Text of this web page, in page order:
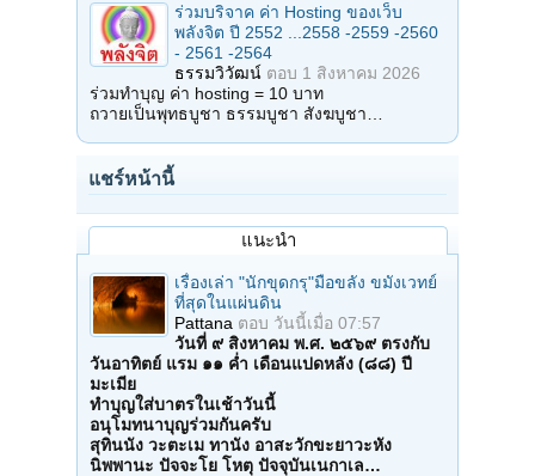
ร่วมบริจาค ค่า Hosting ของเว็บ
พลังจิต ปี 2552 ...2558 -2559 -2560
- 2561 -2564
ธรรมวิวัฒน์ ตอบ 1 สิงหาคม 2026
ร่วมทำบุญ ค่า hosting = 10 บาท
ถวายเป็นพุทธบูชา ธรรมบูชา สังฆบูชา…
แชร์หน้านี้
แนะนำ
เรื่องเล่า "นักขุดกรุ"มือขลัง ขมังเวทย์
ที่สุดในแผ่นดิน
Pattana ตอบ วันนี้เมื่อ 07:57
วันที่ ๙ สิงหาคม พ.ศ. ๒๕๖๙ ตรงกับ
วันอาทิตย์ แรม ๑๑ ค่ำ เดือนแปดหลัง (๘๘) ปี
มะเมีย
ทำบุญใส่บาตรในเช้าวันนี้
อนุโมทนาบุญร่วมกันครับ
สุทินนัง วะตะเม ทานัง อาสะวักขะยาวะหัง
นิพพานะ ปัจจะโย โหตุ ปัจจุบันเนกาเล…